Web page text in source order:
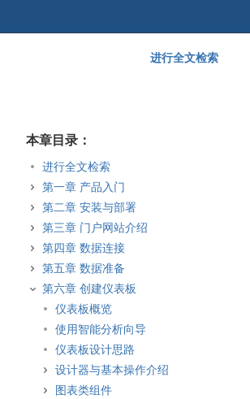
进行全文检索
本章目录：
进行全文检索
第一章 产品入门
第二章 安装与部署
第三章 门户网站介绍
第四章 数据连接
第五章 数据准备
第六章 创建仪表板
仪表板概览
使用智能分析向导
仪表板设计思路
设计器与基本操作介绍
图表类组件